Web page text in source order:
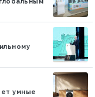
умные